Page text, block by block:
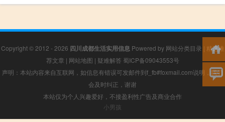
Copyright © 2012 - 2026 四川成都生活实用信息 Powered by 网站分类目录 | 精选推
荐文章 | 网站地图 | 疑难解答 蜀ICP备09043553号
声明：本站内容来自互联网，如信息有错误可发邮件到f_fb#foxmail.com说明，我们
会及时纠正，谢谢
本站仅为个人兴趣爱好，不接盈利性广告及商业合作
小男孩